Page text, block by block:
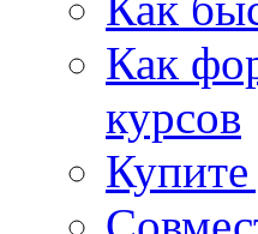
Как
курсов
Купите